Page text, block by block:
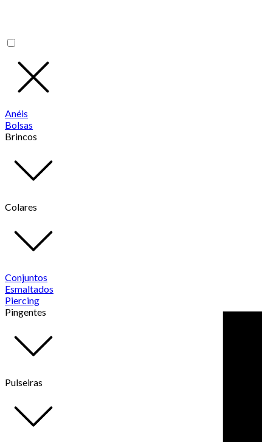
Anéis
Bolsas
Brincos
Colares
Conjuntos
Esmaltados
Piercing
Pingentes
Pulseiras